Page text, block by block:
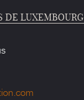
DE LUXEMBOURG